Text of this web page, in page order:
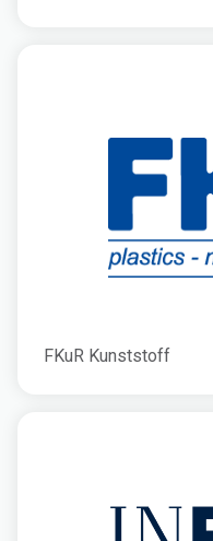
FKuR Kunststoff